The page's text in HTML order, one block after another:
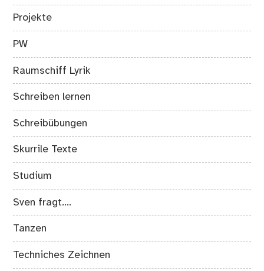
Projekte
PW
Raumschiff Lyrik
Schreiben lernen
Schreibübungen
Skurrile Texte
Studium
Sven fragt….
Tanzen
Techniches Zeichnen